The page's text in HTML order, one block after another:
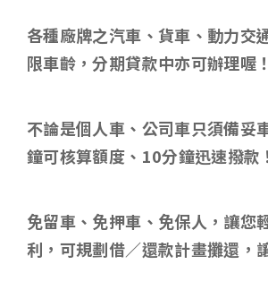
各種廠牌之汽車、貨車、動力交
限車齡，分期貸款中亦可辦理喔！
不論是個人車、公司車只須備妥
鐘可核算額度、 10分鐘迅速撥款！
免留車、免押車、免保人，讓您
利，可規劃借／還款計畫攤還，